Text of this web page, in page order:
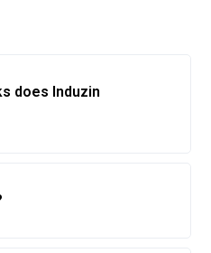
does Induzin